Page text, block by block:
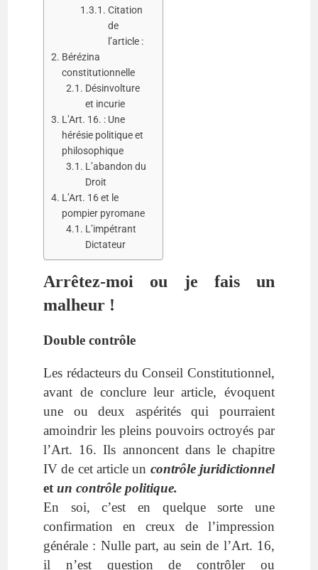
Citation
de
l’article :
Bérézina
constitutionnelle
Désinvolture
et incurie
L’Art. 16. : Une
hérésie politique et
philosophique
L’abandon du
Droit
L’Art. 16 et le
pompier pyromane
L’impétrant
Dictateur
Arrêtez-moi ou je fais un
malheur !
Double contrôle
Les rédacteurs du Conseil Constitutionnel,
avant de conclure leur article, évoquent
une ou deux aspérités qui pourraient
amoindrir les pleins pouvoirs octroyés par
l’Art. 16. Ils annoncent dans le chapitre
IV de cet article un contrôle juridictionnel
et un contrôle politique.
En soi, c’est en quelque sorte une
confirmation en creux de l’impression
générale : Nulle part, au sein de l’Art. 16,
il n’est question de contrôler ou